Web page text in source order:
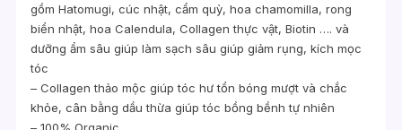
gồm Hatomugi, cúc nhật, cẩm quỳ, hoa chamomilla, rong
biển nhật, hoa Calendula, Collagen thực vật, Biotin …. và
dưỡng ẩm sâu giúp làm sạch sâu giúp giảm rụng, kích mọc
tóc
– Collagen thảo mộc giúp tóc hư tổn bóng mượt và chắc
khỏe, cân bằng dầu thừa giúp tóc bồng bềnh tự nhiên